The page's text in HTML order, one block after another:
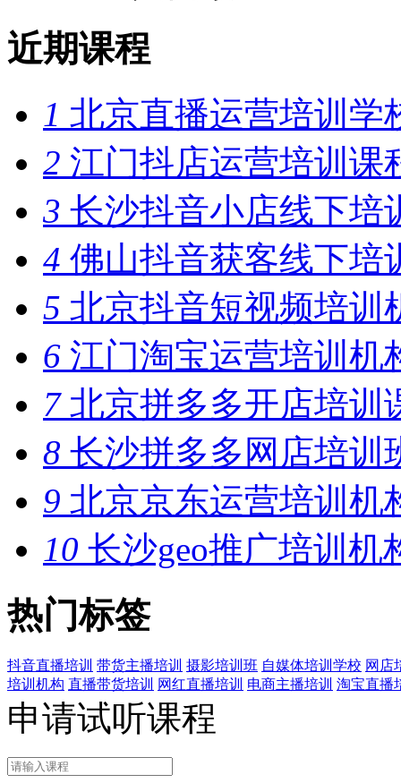
近期课程
1 北京直播运营培训学
2 江门抖店运营培训课
3 长沙抖音小店线下培
4 佛山抖音获客线下培
5 北京抖音短视频培训
6 江门淘宝运营培训机
7北京拼多多开店培训
8 长沙拼多多网店培训
9 北京京东运营培训机
10 长沙geo推广培训机
热门标签
抖音直播培训 带货主播培训 摄影培训班 自媒体培训学校 网店
培训机构 直播带货培训 网红直播培训 电商主播培训 淘宝直播
申请试听课程